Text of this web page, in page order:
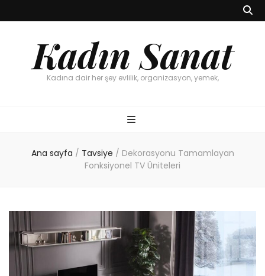
Kadın Sanat
Kadına dair her şey evlilik, organizasyon, yemek,
Ana sayfa / Tavsiye / Dekorasyonu Tamamlayan
Fonksiyonel TV Üniteleri